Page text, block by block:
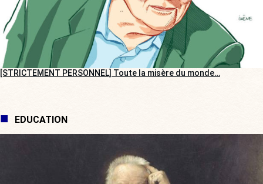
[STRICTEMENT PERSONNEL] Toute la misère du monde…
EDUCATION